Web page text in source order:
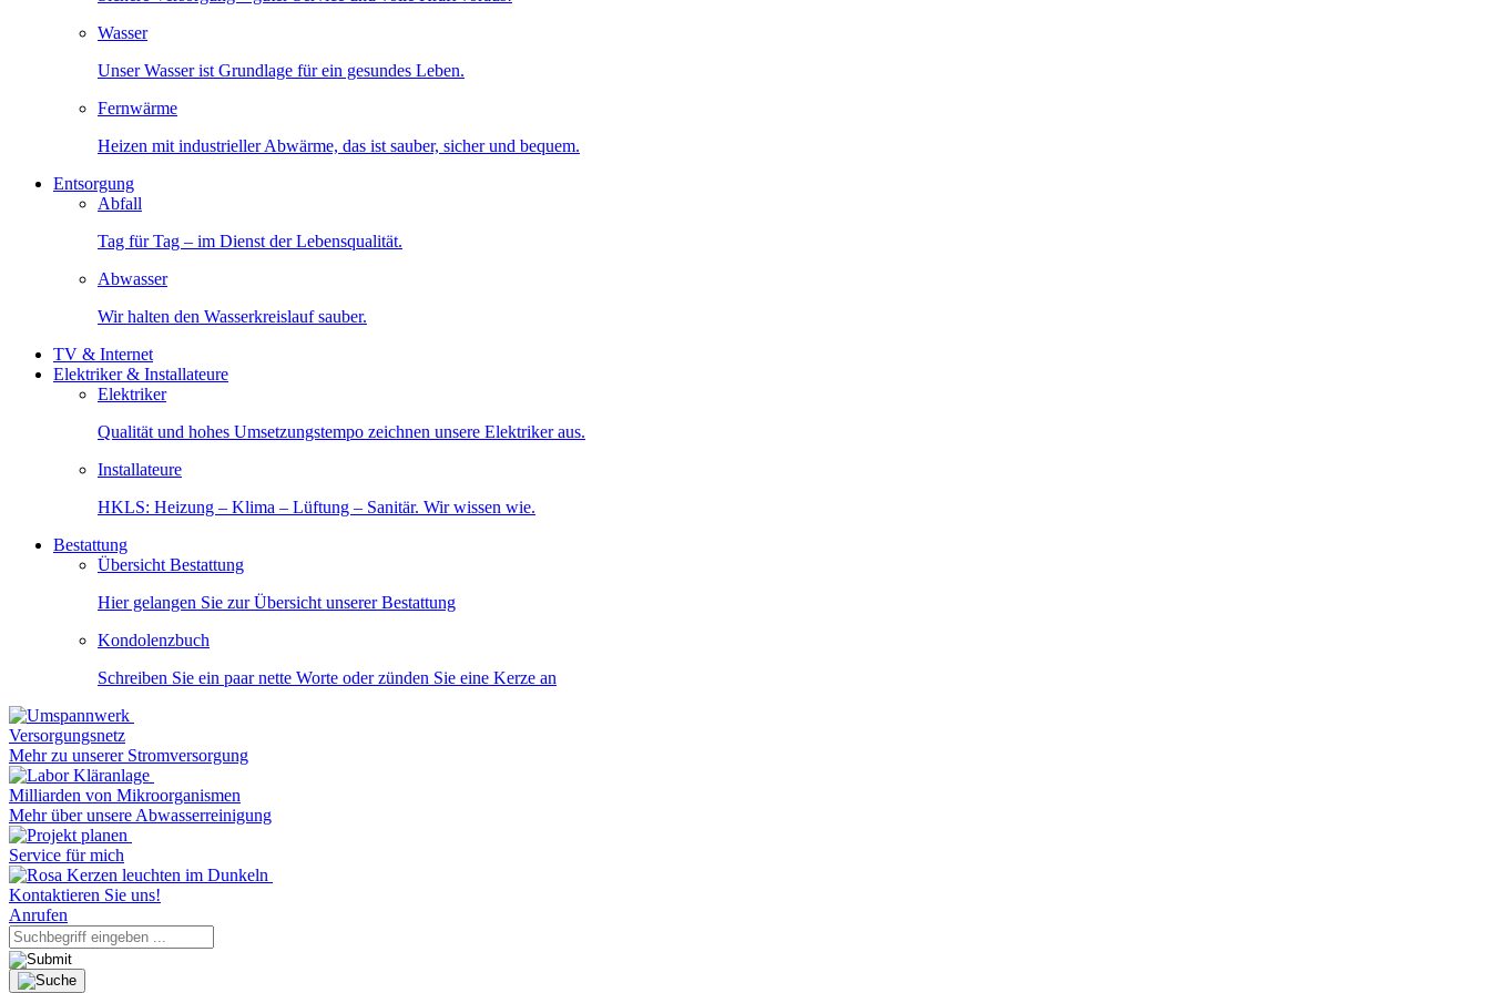
Wasser
Unser Wasser ist Grundlage für ein gesundes Leben.
Fernwärme
Heizen mit industrieller Abwärme, das ist sauber, sicher und bequem.
Entsorgung
Abfall
Tag für Tag – im Dienst der Lebensqualität.
Abwasser
Wir halten den Wasserkreislauf sauber.
TV & Internet
Elektriker & Installateure
Elektriker
Qualität und hohes Umsetzungstempo zeichnen unsere Elektriker aus.
Installateure
HKLS: Heizung – Klima – Lüftung – Sanitär. Wir wissen wie.
Bestattung
Übersicht Bestattung
Hier gelangen Sie zur Übersicht unserer Bestattung
Kondolenzbuch
Schreiben Sie ein paar nette Worte oder zünden Sie eine Kerze an
Versorgungsnetz
Mehr zu unserer Stromversorgung
Milliarden von Mikroorganismen
Mehr über unsere Abwasserreinigung
Service für mich
Kontaktieren Sie uns!
Anrufen